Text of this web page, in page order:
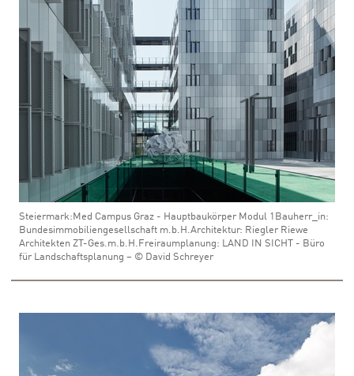
Steiermark:Med Campus Graz - Hauptbaukörper Modul 1Bauherr_in:
Bundesimmobiliengesellschaft m.b.H.Architektur: Riegler Riewe
Architekten ZT-Ges.m.b.H.Freiraumplanung: LAND IN SICHT - Büro
für Landschaftsplanung – © David Schreyer